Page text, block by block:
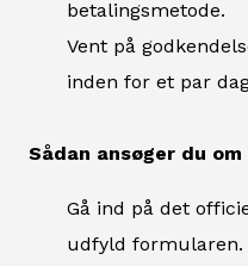
betalingsmetode.
Vent på
inden for et par
Sådan ansøger du om
Gå ind på det
udfyld formularen.